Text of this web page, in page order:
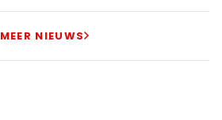
MEER NIEUWS